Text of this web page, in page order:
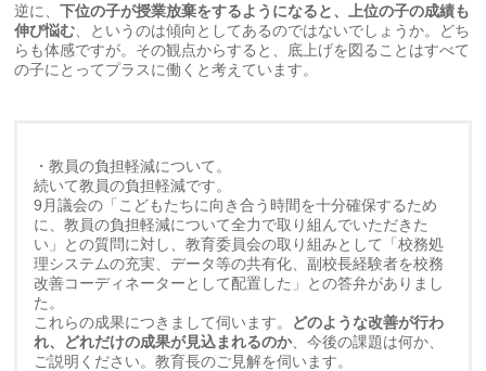
逆に、下位の子が授業放棄をするようになると、上位の子の成績も
伸び悩む 、というのは傾向としてあるのではないでしょうか。どち
らも体感ですが。その観点からすると、底上げを図ることはすべて
の子にとってプラスに働くと考えています。
・教員の負担軽減について。
続いて教員の負担軽減です。
9月議会の「こどもたちに向き合う時間を十分確保するため
に、教員の負担軽減について全力で取り組んでいただきた
い」との質問に対し、教育委員会の取り組みとして「校務処
理システムの充実、データ等の共有化、副校長経験者を校務
改善コーディネーターとして配置した」との答弁がありまし
た。
これらの成果につきまして伺います。 どのような改善が行わ
れ、どれだけの成果が見込まれるのか、今後の課題は何か、
ご説明ください。教育長のご見解を伺います。